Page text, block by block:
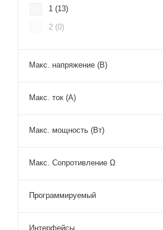
1 (13)
2 (0)
Макс. напряжение (В)
Макс. ток (А)
Макс. мощность (Вт)
Макс. Сопротивление Ω
Программируемый
Интерфейсы